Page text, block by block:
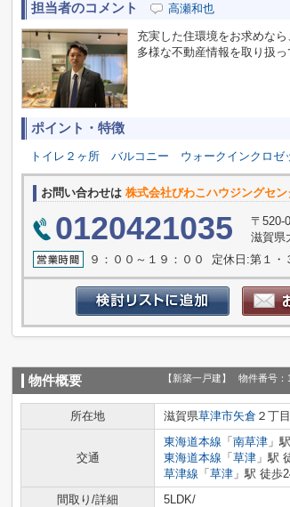
担当者のコメント 高瀬和也
充実した住環境をお求めな
多様な不動産情報を取り扱
ポイント・特徴
トイレ２ヶ所 バルコニー ウォークインクロゼ
お問い合わせは 株式会社びわこハウジングセ
0120421035
〒520-
滋賀県
９：００～１９：００ 定休日:第１・
物件概要 【新築一戸建】 物件番号：
所在地 滋賀県草津市矢倉 ２丁目
交通
東海道本線 「 南草津 」
東海道本線 「 草津 」駅
草津線 「 草津 」駅 徒歩
間取り/詳細
5LDK/